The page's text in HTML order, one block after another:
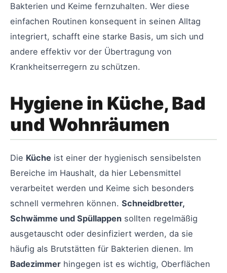
Bakterien und Keime fernzuhalten. Wer diese
einfachen Routinen konsequent in seinen Alltag
integriert, schafft eine starke Basis, um sich und
andere effektiv vor der Übertragung von
Krankheitserregern zu schützen.
Hygiene in Küche, Bad
und Wohnräumen
Die Küche ist einer der hygienisch sensibelsten
Bereiche im Haushalt, da hier Lebensmittel
verarbeitet werden und Keime sich besonders
schnell vermehren können. Schneidbretter,
Schwämme und Spüllappen sollten regelmäßig
ausgetauscht oder desinfiziert werden, da sie
häufig als Brutstätten für Bakterien dienen. Im
Badezimmer hingegen ist es wichtig, Oberflächen